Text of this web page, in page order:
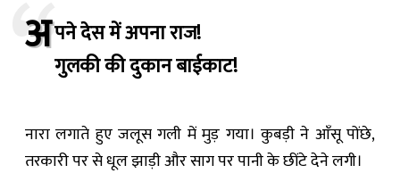
अपने देस में अपना राज!
गुलकी की दुकान बाईकाट!
नारा लगाते हुए जलूस गली में मुड़ गया। कुबड़ी ने आँसू पोंछे,
तरकारी पर से धूल झाड़ी और साग पर पानी के छींटे देने लगी।